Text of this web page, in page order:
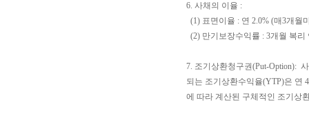
6. 사채의 이율 :
(1) 표면이율 : 연 2.0% (매3개월
(2) 만기보장수익률 : 3개월 복리
7. 조기상환청구권(Put-Option):
되는 조기상환수익율(YTP)은 연
에 따라 계산된 구체적인 조기상